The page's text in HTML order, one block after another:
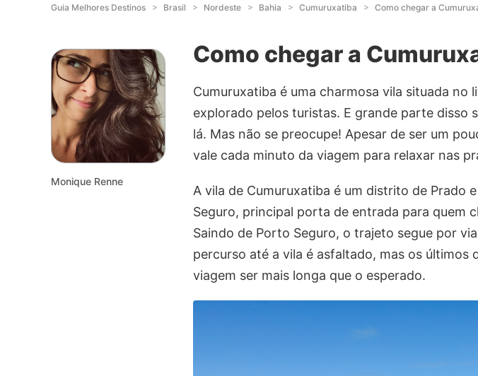
Guia Melhores Destinos Brasil Nordeste Bahia Cumuruxatiba Como chegar a
Monique Renne
Como chegar a
Cumuruxatiba é uma charmosa vila situada no
explorado pelos turistas. E grande parte disso
lá. Mas não se preocupe! Apesar de ser um
vale cada minuto da viagem para relaxar nas
A vila de Cumuruxatiba é um distrito de
Seguro, principal porta de entrada para quem
Saindo de Porto Seguro, o trajeto segue por
percurso até a vila é asfaltado, mas os
viagem ser mais longa que o esperado.